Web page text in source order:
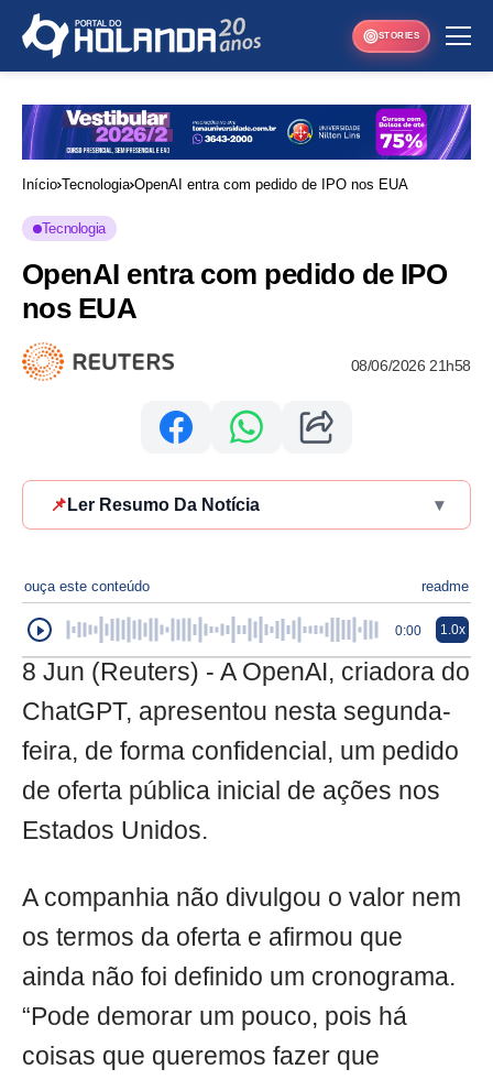
STORIES
Início Tecnologia OpenAI entra com pedido de IPO nos EUA
Tecnologia
OpenAI entra com pedido de IPO
nos EUA
08/06/2026 21h58
📌 Ler Resumo Da Notícia ▾
ouça este conteúdo readme
0:00 1.0x
8 Jun (Reuters) - A OpenAI, criadora do
ChatGPT, apresentou nesta segunda-
feira, de forma confidencial, um pedido
de oferta pública inicial de ações nos
Estados Unidos.
A companhia não divulgou o valor nem
os termos da oferta e afirmou que
ainda não foi definido um cronograma.
“Pode demorar um pouco, pois há
coisas que queremos fazer que